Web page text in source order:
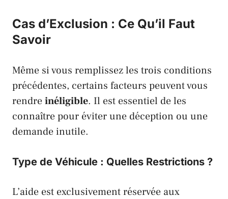
Cas d’Exclusion : Ce Qu’il Faut
Savoir
Même si vous remplissez les trois conditions
précédentes, certains facteurs peuvent vous
rendreinéligible. Il est essentiel de les
connaître pour éviter une déception ou une
demande inutile.
Type de Véhicule : Quelles Restrictions ?
L’aide est exclusivement réservée aux